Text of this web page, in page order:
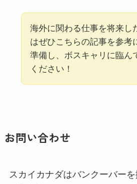
海外に関わる仕事を将来し
はぜひこちらの記事を参考
準備し、ボスキャリに臨ん
ください！
お問い合わせ
スカイカナダはバンクーバー